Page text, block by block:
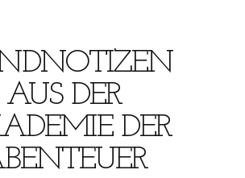
AUS DER
DER